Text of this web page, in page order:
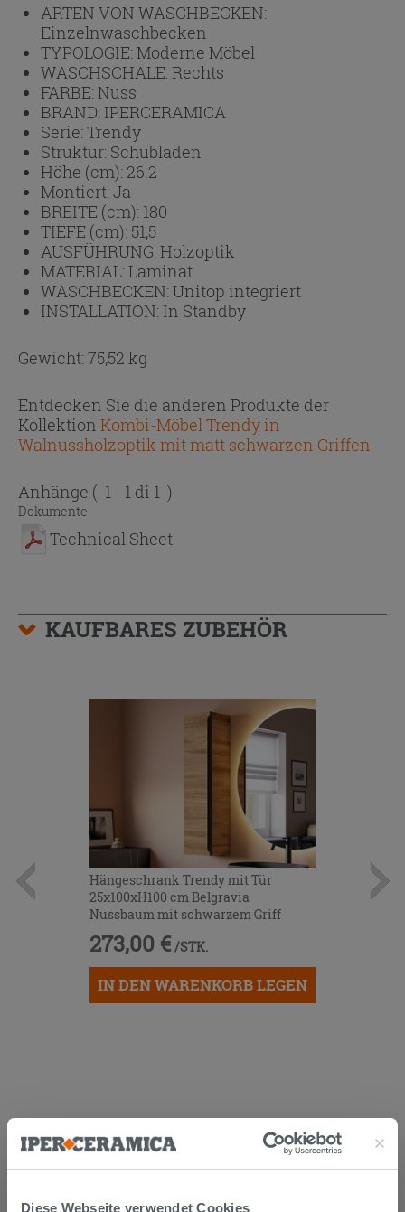
Diese Webseite verwendet Cookies
ARTEN VON WASCHBECKEN:
Einzelnwaschbecken
TYPOLOGIE:Moderne Möbel
WASCHSCHALE:Rechts
FARBE:Nuss
BRAND: IPERCERAMICA
Serie:Trendy
Struktur: Schubladen
Höhe (cm): 26.2
Montiert:Ja
BREITE (cm): 180
TIEFE (cm): 51,5
AUSFÜHRUNG:Holzoptik
MATERIAL:Laminat
WASCHBECKEN:Unitop integriert
INSTALLATION: In Standby
Gewicht: 75,52 kg
Entdecken Sie die anderen Produkte der
Kollektion Kombi-Möbel Trendy in
Walnussholzoptik mit matt schwarzen Griffen
Anhänge ( 1 - 1 di 1 )
Dokumente
Technical Sheet
KAUFBARES ZUBEHÖR
Hängeschrank Trendy mit Tür
25x100xH100 cm Belgravia
Nussbaum mit schwarzem Griff
273,00 € /STK.
IN DEN WARENKORB LEGEN
KUNDEN, DIE DIESEN ARTIKEL